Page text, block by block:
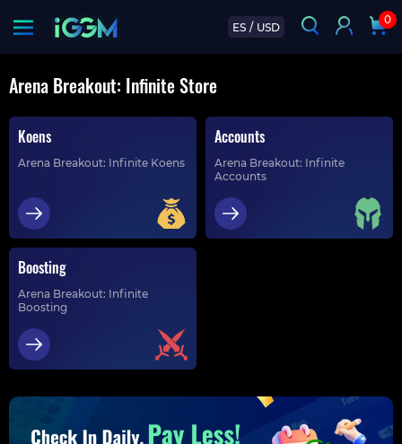
ES / USD
0
Arena Breakout: Infinite Store
Koens
Arena Breakout: Infinite Koens
Accounts
Arena Breakout: Infinite
Accounts
Boosting
Arena Breakout: Infinite
Boosting